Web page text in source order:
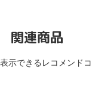
関連商品
表示できるレコメンド